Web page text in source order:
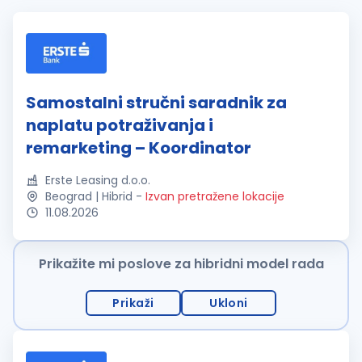
Samostalni stručni saradnik za
naplatu potraživanja i
remarketing – Koordinator
Erste Leasing d.o.o.
Beograd | Hibrid - Izvan pretražene lokacije
11.08.2026
Prikažite mi poslove za hibridni model rada
Prikaži Ukloni